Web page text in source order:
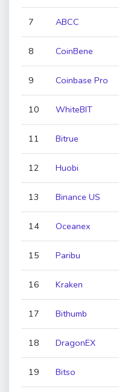
7 ABCC
8 CoinBene
9 Coinbase Pro
10 WhiteBIT
11 Bitrue
12 Huobi
13 Binance US
14 Oceanex
15 Paribu
16 Kraken
17 Bithumb
18 DragonEX
19 Bitso